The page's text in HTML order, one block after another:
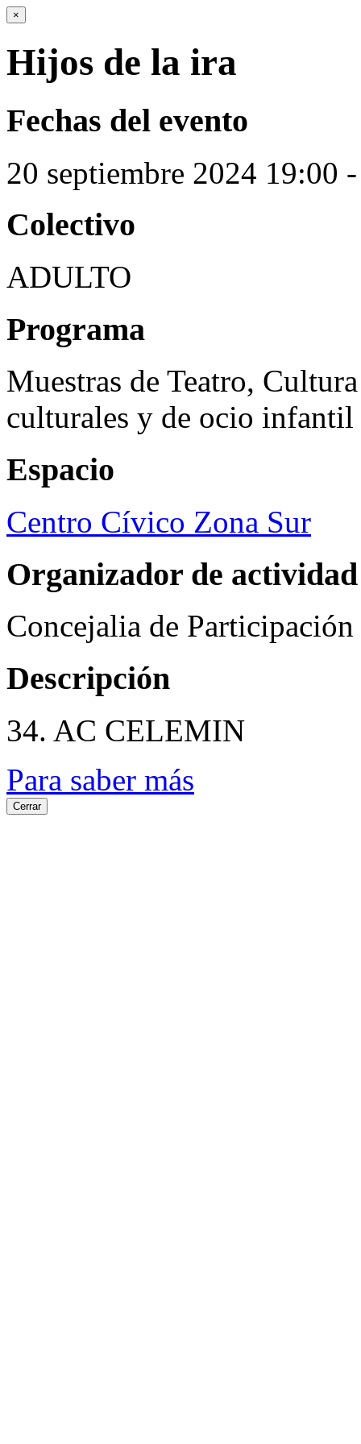
×
Hijos de la ira
Fechas del evento
20 septiembre 2024 19:00
Colectivo
ADULTO
Programa
Muestras de Teatro,
culturales y de ocio infantil
Espacio
Centro Cívico Zona Sur
Organizador de actividad
Concejalia de
Descripción
34. AC CELEMIN
Para saber más
Cerrar